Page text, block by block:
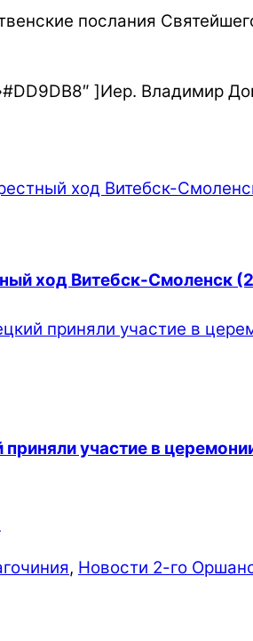
послания
]Иер. Владимир
ход Витебск-Смоленск
участие в
, Новости 2-го